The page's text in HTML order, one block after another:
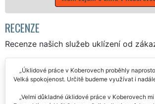
RECENZE
Recenze našich služeb uklízení od
Úklidové práce v Koberovech proběhly
Velká spokojenost. Určitě budeme využívat i
Velmi důkladné úklidové práce v Koberovech